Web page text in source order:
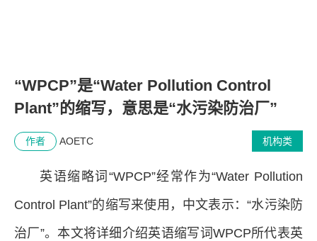
“WPCP”是“Water Pollution Control
Plant”的缩写，意思是“水污染防治厂”
机构类
作者 AOETC
英语缩略词“WPCP”经常作为“Water Pollution
Control Plant”的缩写来使用，中文表示：“水污染防
治厂”。本文将详细介绍英语缩写词WPCP所代表英